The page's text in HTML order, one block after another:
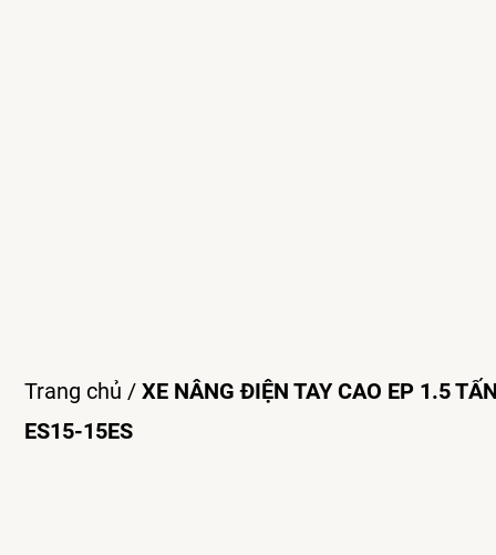
Trang chủ / XE NÂNG ĐIỆN TAY CAO EP 1.5
ES15-15ES